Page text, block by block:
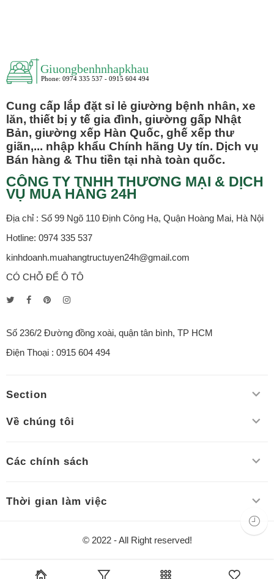
Cung cấp lắp đặt sỉ lẻ giường bệnh nhân, xe
lăn, thiết bị y tế gia đình, giường gấp Nhật
Bản, giường xếp Hàn Quốc, ghế xếp thư
giãn,... nhập khẩu Chính hãng Uy tín. Dịch vụ
Bán hàng & Thu tiền tại nhà toàn quốc.
CÔNG TY TNHH THƯƠNG MẠI & DỊCH
VỤ MUA HÀNG 24H
Địa chỉ : Số 99 Ngõ 110 Định Công Hạ, Quận Hoàng Mai, Hà Nội
Hotline: 0974 335 537
kinhdoanh.muahangtructuyen24h@gmail.com
CÓ CHỖ ĐỂ Ô TÔ
Số 236/2 Đường đồng xoài, quận tân bình, TP HCM
Điện Thoại : 0915 604 494
Section
Về chúng tôi
Các chính sách
Thời gian làm việc
© 2022 - All Right reserved!